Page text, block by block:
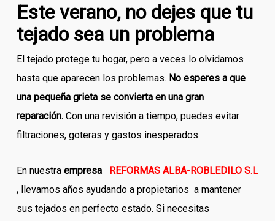
Este verano, no dejes que tu
tejado sea un problema
El tejado protege tu hogar, pero a veces lo olvidamos
hasta que aparecen los problemas. No esperes a que
una pequeña grieta se convierta en una gran
reparación.Con una revisión a tiempo, puedes evitar
filtraciones, goteras y gastos inesperados.
En nuestra empresa REFORMAS ALBA-ROBLEDILO S.L
, llevamos años ayudando a propietarios a mantener
sus tejados en perfecto estado. Si necesitas